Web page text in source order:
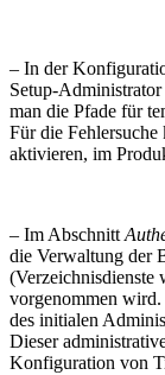
– In der
Setup-
man die Pfade für
Für die Fehlersuche
aktivieren, im
– Im Abschnitt
die Verwaltung der
vorgenommen
des initialen
Dieser
Konfiguration von